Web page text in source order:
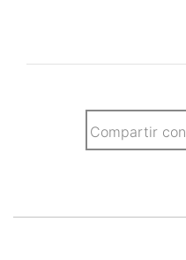
Compartir con